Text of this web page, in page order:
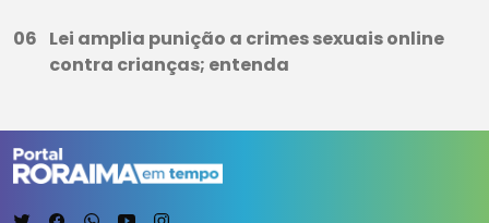
Lei amplia punição a crimes sexuais online
contra crianças; entenda